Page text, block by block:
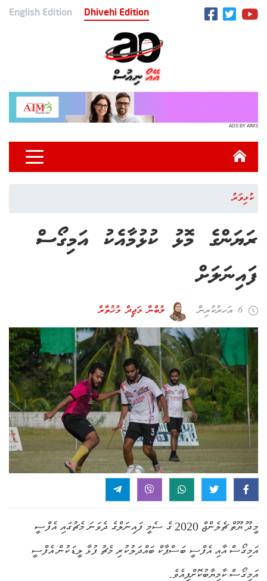
English Edition Dhivehi Edition
ADS BY AIMS
ކުޅިވަރު
ރަޔަންގެ މޮޅު ކުޅުމާއެކު އަމިގޯސް
ފައިނަލަށް
6 އަހރު ކުރިން ލުބްނާ މަޖީދް މުޚުތާރް
މީދޫ ޔޫތް ޗެލެންޖް 2020 ގެ ސެމީ ފައިނަލްގެ ދެވަނަ މެޗުގައި އެފްސީ
އަމިގޯސް އާއި އެފްސީ ބަސްޕާކް ބައްދަލުކުރި މެޗު ފުޅާ ލީޑަކުން އެފްސީ
އަމިގޯސް ކާމިޔާބުކޮށްފިއެވެ.